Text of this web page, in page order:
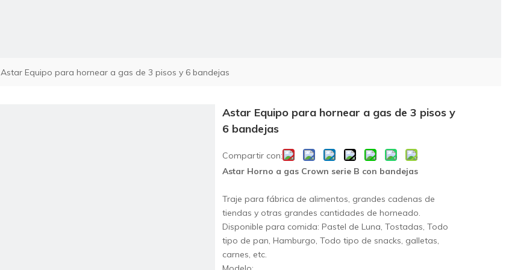
Astar Equipo para hornear a gas de 3 pisos y 6 bandejas
Astar Equipo para hornear a gas de 3 pisos y
6 bandejas
Compartir con:
Astar Horno a gas Crown serie B con bandejas
Traje para fábrica de alimentos, grandes cadenas de
tiendas y otras grandes cantidades de horneado.
Disponible para comida: Pastel de Luna, Tostadas, Todo
tipo de pan, Hamburgo, Todo tipo de snacks, galletas,
carnes, etc.